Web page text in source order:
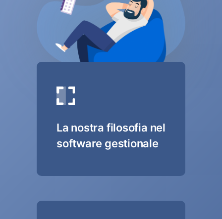
La nostra filosofia nel
software gestionale